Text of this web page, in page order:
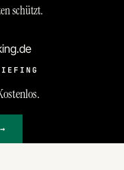
schützt.